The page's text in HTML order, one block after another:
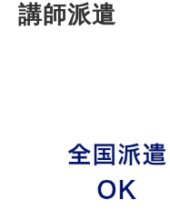
講師派遣